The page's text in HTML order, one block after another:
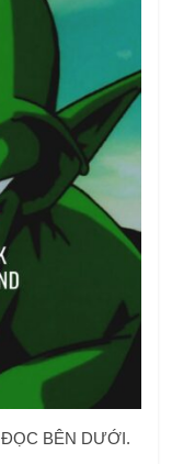
BÊN DƯỚI.